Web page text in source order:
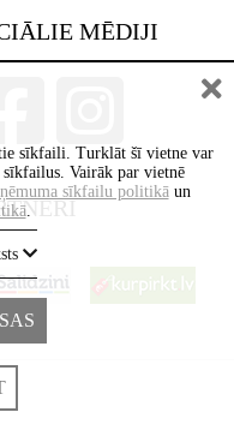
MĒDIJI
sīkfaili. Turklāt šī vietne var
Vairāk par vietnē
sīkfailu politikāun
.